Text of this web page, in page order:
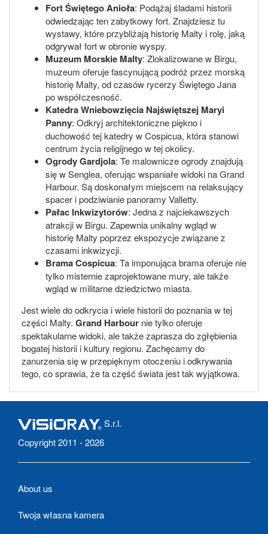
Fort Świętego Anioła: Podążaj śladami historii
odwiedzając ten zabytkowy fort. Znajdziesz tu
wystawy, które przybliżają historię Malty i rolę, jaką
odgrywał fort w obronie wyspy.
Muzeum Morskie Malty: Zlokalizowane w Birgu,
muzeum oferuje fascynującą podróż przez morską
historię Malty, od czasów rycerzy Świętego Jana
po współczesność.
Katedra Wniebowzięcia Najświętszej Maryi
Panny: Odkryj architektoniczne piękno i
duchowość tej katedry w Cospicua, która stanowi
centrum życia religijnego w tej okolicy.
Ogrody Gardjola: Te malownicze ogrody znajdują
się w Senglea, oferując wspaniałe widoki na Grand
Harbour. Są doskonałym miejscem na relaksujący
spacer i podziwianie panoramy Valletty.
Pałac Inkwizytorów: Jedna z najciekawszych
atrakcji w Birgu. Zapewnia unikalny wgląd w
historię Malty poprzez ekspozycje związane z
czasami inkwizycji.
Brama Cospicua: Ta imponująca brama oferuje nie
tylko misternie zaprojektowane mury, ale także
wgląd w militarne dziedzictwo miasta.
Jest wiele do odkrycia i wiele historii do poznania w tej
części Malty. Grand Harbour nie tylko oferuje
spektakularne widoki, ale także zaprasza do zgłębienia
bogatej historii i kultury regionu. Zachęcamy do
zanurzenia się w przepięknym otoczeniu i odkrywania
tego, co sprawia, że ta część świata jest tak wyjątkowa.
S.r.l.
Copyright 2011 - 2026
About us
Twoja własna kamera